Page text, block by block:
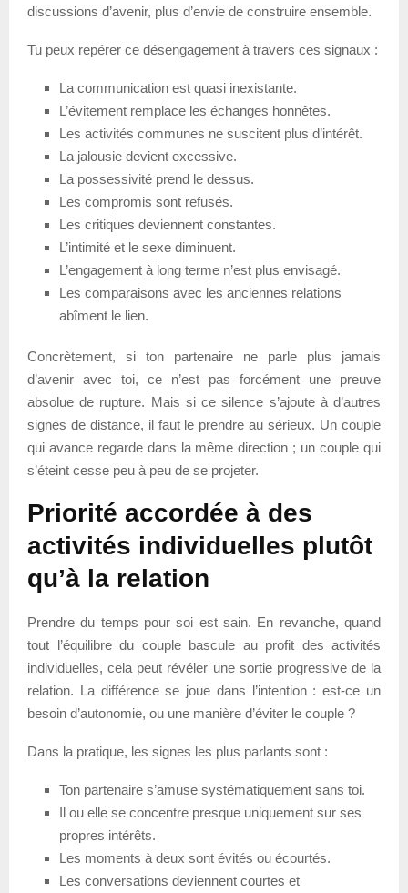
discussions d’avenir, plus d’envie de construire ensemble.
Tu peux repérer ce désengagement à travers ces signaux :
La communication est quasi inexistante.
L’évitement remplace les échanges honnêtes.
Les activités communes ne suscitent plus d’intérêt.
La jalousie devient excessive.
La possessivité prend le dessus.
Les compromis sont refusés.
Les critiques deviennent constantes.
L’intimité et le sexe diminuent.
L’engagement à long terme n’est plus envisagé.
Les comparaisons avec les anciennes relations
abîment le lien.
Concrètement, si ton partenaire ne parle plus jamais
d’avenir avec toi, ce n’est pas forcément une preuve
absolue de rupture. Mais si ce silence s’ajoute à d’autres
signes de distance, il faut le prendre au sérieux. Un couple
qui avance regarde dans la même direction ; un couple qui
s’éteint cesse peu à peu de se projeter.
Priorité accordée à des
activités individuelles plutôt
qu’à la relation
Prendre du temps pour soi est sain. En revanche, quand
tout l’équilibre du couple bascule au profit des activités
individuelles, cela peut révéler une sortie progressive de la
relation. La différence se joue dans l’intention : est-ce un
besoin d’autonomie, ou une manière d’éviter le couple ?
Dans la pratique, les signes les plus parlants sont :
Ton partenaire s’amuse systématiquement sans toi.
Il ou elle se concentre presque uniquement sur ses
propres intérêts.
Les moments à deux sont évités ou écourtés.
Les conversations deviennent courtes et